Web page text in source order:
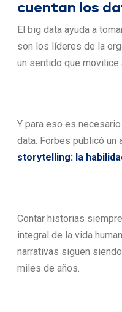
cuentan los
El big data ayuda a
son los líderes de la
un sentido que movilice
Y para eso es
data. Forbes publicó un
storytelling: la
Contar historias
integral de la vida
narrativas siguen
miles de años.